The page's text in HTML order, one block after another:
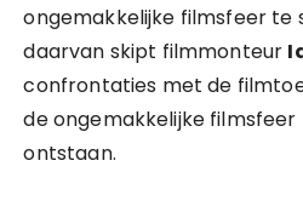
ongemakkelijke filmsfeer te
daarvan skipt filmmonteur
confrontaties met de
de ongemakkelijke filmsfeer
ontstaan.